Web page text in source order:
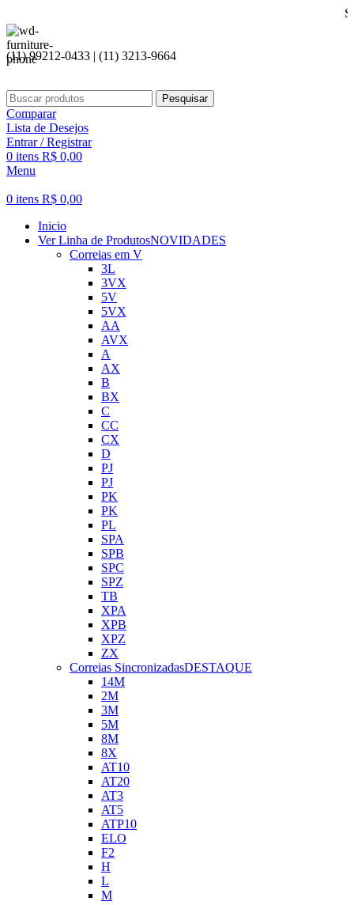
Seja bem
(11) 99212-0433 | (11) 3213-9664
Pesquisar
Comparar
Lista de Desejos
Entrar / Registrar
0 itens R$ 0,00
Menu
0 itens R$ 0,00
Inicio
Ver Linha de ProdutosNOVIDADES
Correias em V
3L
3VX
5V
5VX
AA
AVX
A
AX
B
BX
C
CC
CX
D
PJ
PJ
PK
PK
PL
SPA
SPB
SPC
SPZ
TB
XPA
XPB
XPZ
ZX
Correias SincronizadasDESTAQUE
14M
2M
3M
5M
8M
8X
AT10
AT20
AT3
AT5
ATP10
ELO
F2
H
L
M